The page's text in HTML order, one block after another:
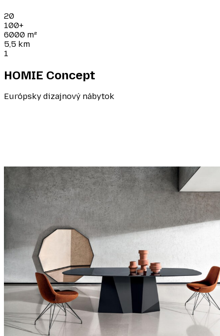
20
100+
6000 m²
5,5 km
1
HOMIE Concept
Európsky dizajnový nábytok